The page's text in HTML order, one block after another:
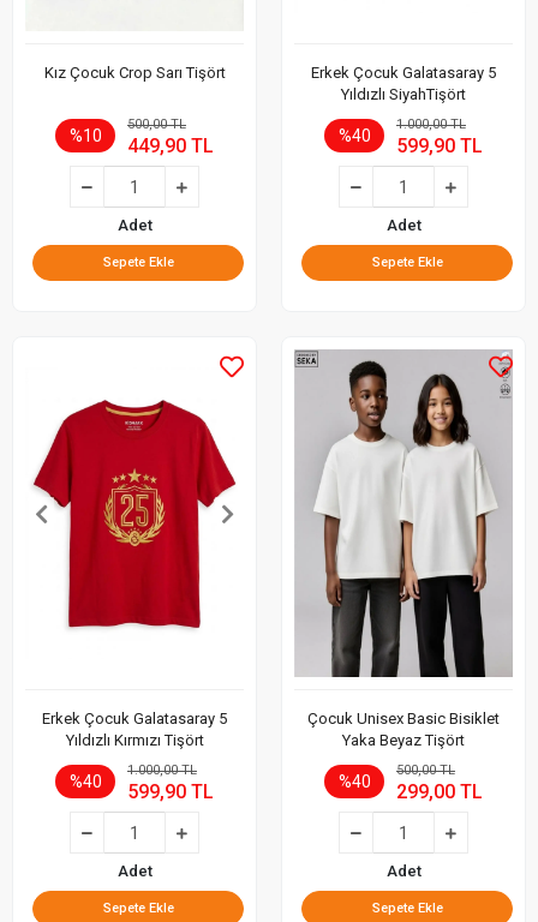
Kız Çocuk Crop Sarı Tişört
%10
500,00 TL
449,90 TL
Adet
Sepete Ekle
Erkek Çocuk Galatasaray 5
Yıldızlı SiyahTişört
%40
1.000,00 TL
599,90 TL
Adet
Sepete Ekle
Erkek Çocuk Galatasaray 5
Yıldızlı Kırmızı Tişört
%40
1.000,00 TL
599,90 TL
Adet
Sepete Ekle
Çocuk Unisex Basic Bisiklet
Yaka Beyaz Tişört
%40
500,00 TL
299,00 TL
Adet
Sepete Ekle